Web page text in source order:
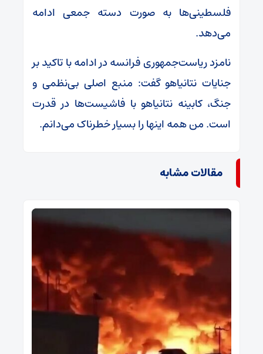
فلسطینی‌ها به صورت دسته جمعی ادامه
می‌دهد.
نامزد ریاست‌جمهوری فرانسه در ادامه با تاکید بر
جنایات نتانیاهو گفت: منبع اصلی بی‌نظمی و
جنگ، کابینه نتانیاهو با فاشیست‌ها در قدرت
است. من همه اینها را بسیار خطرناک می‌دانم.
مقالات مشابه